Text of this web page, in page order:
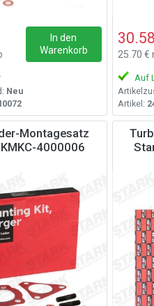
In den
Warenkorb
Neu
25.70 €
Auf
Artikel:
Montagesatz
4000006